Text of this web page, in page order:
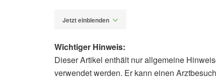
Jetzt einblenden
Diplom-Redakteur (FH) Volker
Wichtiger Hinweis:
Dieser Artikel enthält nur allgemeine
verwendet werden. Er kann einen